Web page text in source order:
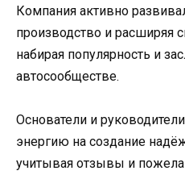
Компания активно
производство и расширяя
набирая популярность и
автосообществе.
Основатели и
энергию на создание
учитывая отзывы и